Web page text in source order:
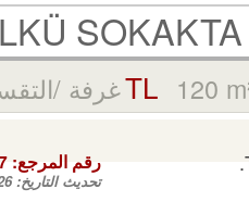
120 غرفة /
رقم المرجع:
تحديث التاريخ: